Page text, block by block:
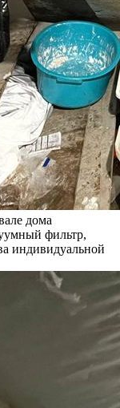
дома
фильтр,
индивидуальной